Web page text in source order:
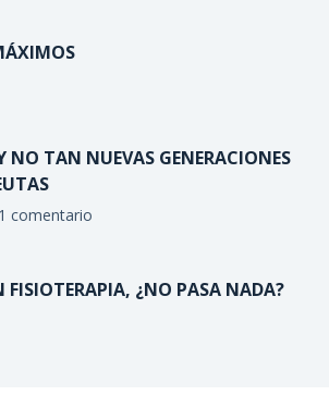
NO TAN NUEVAS GENERACIONES
1 comentario
FISIOTERAPIA, ¿NO PASA NADA?